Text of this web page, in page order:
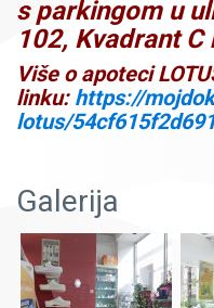
s parkingom u
102, Kvadrant
Više o apoteci
linku: https://
lotus/
Galerija